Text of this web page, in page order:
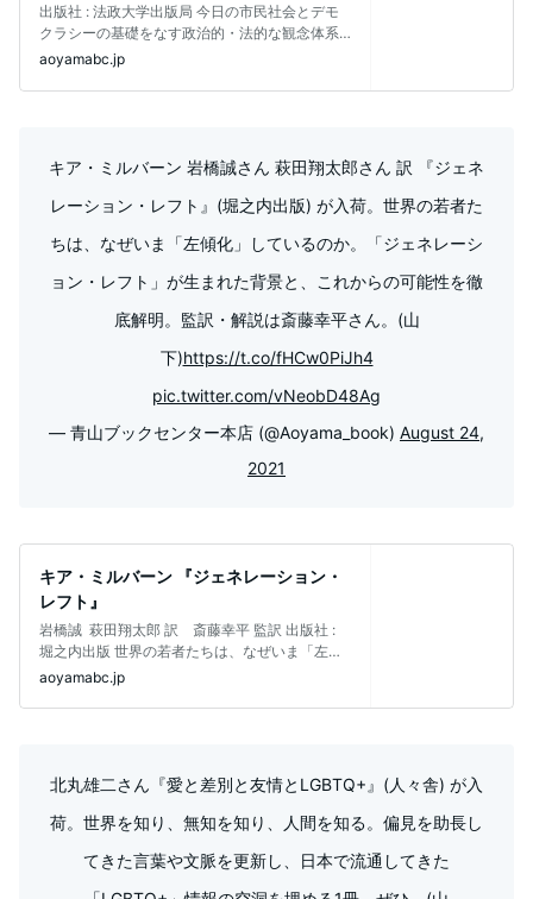
出版社 :‎ 法政大学出版局 今日の市民社会とデモ
クラシーの基礎をなす政治的・法的な観念体系
は、ギリシャ・ローマの知的遺産
aoyamabc.jp
キア・ミルバーン 岩橋誠さん 萩田翔太郎さん 訳 『ジェネ
レーション・レフト』(堀之内出版) が入荷。世界の若者た
ちは、なぜいま「左傾化」しているのか。「ジェネレーシ
ョン・レフト」が生まれた背景と、これからの可能性を徹
底解明。監訳・解説は斎藤幸平さん。(山
下)https://t.co/fHCw0PiJh4
pic.twitter.com/vNeobD48Ag
— 青山ブックセンター本店 (@Aoyama_book) August 24,
2021
キア・ミルバーン 『ジェネレーション・
レフト』
岩橋誠 萩田翔太郎 訳 斎藤幸平 監訳 出版社 :
堀之内出版 世界の若者たちは、なぜいま「左傾
化」
aoyamabc.jp
北丸雄二さん『愛と差別と友情とLGBTQ+』(人々舎) が入
荷。世界を知り、無知を知り、人間を知る。偏見を助長し
てきた言葉や文脈を更新し、日本で流通してきた